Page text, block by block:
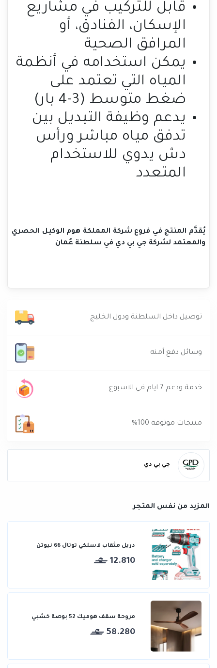
قابل للتركيب في مشاريع
الإسكان، الفنادق، أو
المرافق الصحية
يمكن استخدامه في أنظمة
المياه التي تعتمد على
ضغط متوسط (3-4 بار)
يدعم وظيفة التبديل بين
تدفق مياه مباشر ورأس
دش يدوي للاستخدام
المتعدد
يُقدَّم المنتج في فروع شركة المملكة هوم الوكيل الحصري
والمعتمد لشركة جي بي دي في سلطنة عُمان
توصيل داخل السلطنة ودول الخليج
وسائل دفع آمنه
خدمة ودعم 7 ايام في الاسبوع
منتجات موثوقة 100%
جي بي دي
المزيد من نفس المتجر
دريل مثقاب لاسلكي توتال 66 نيوتن
12.810
مروحة سقف هوميك 52 بوصة خشبي
58.280